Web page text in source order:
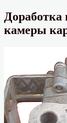
Доработка
камеры